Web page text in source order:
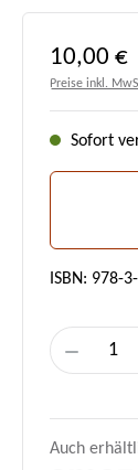
Regulärer
10,00 €
Preise inkl.
Sofort
ISBN: 978-
Produkt
Auch